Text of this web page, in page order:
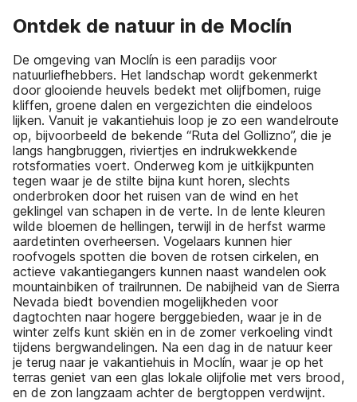
Ontdek de natuur in de Moclín
De omgeving van Moclín is een paradijs voor
natuurliefhebbers. Het landschap wordt gekenmerkt
door glooiende heuvels bedekt met olijfbomen, ruige
kliffen, groene dalen en vergezichten die eindeloos
lijken. Vanuit je vakantiehuis loop je zo een wandelroute
op, bijvoorbeeld de bekende “Ruta del Gollizno”, die je
langs hangbruggen, riviertjes en indrukwekkende
rotsformaties voert. Onderweg kom je uitkijkpunten
tegen waar je de stilte bijna kunt horen, slechts
onderbroken door het ruisen van de wind en het
geklingel van schapen in de verte. In de lente kleuren
wilde bloemen de hellingen, terwijl in de herfst warme
aardetinten overheersen. Vogelaars kunnen hier
roofvogels spotten die boven de rotsen cirkelen, en
actieve vakantiegangers kunnen naast wandelen ook
mountainbiken of trailrunnen. De nabijheid van de Sierra
Nevada biedt bovendien mogelijkheden voor
dagtochten naar hogere berggebieden, waar je in de
winter zelfs kunt skiën en in de zomer verkoeling vindt
tijdens bergwandelingen. Na een dag in de natuur keer
je terug naar je vakantiehuis in Moclín, waar je op het
terras geniet van een glas lokale olijfolie met vers brood,
en de zon langzaam achter de bergtoppen verdwijnt.